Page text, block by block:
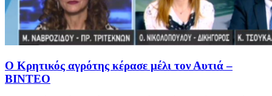
Ο Κρητικός αγρότης κέρασε μέλι τον Αυτιά –
ΒΙΝΤΕΟ